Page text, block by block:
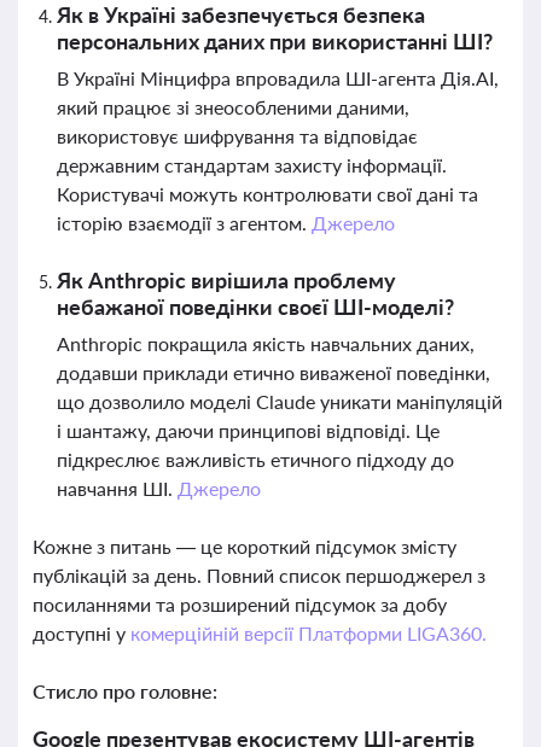
Як в Україні забезпечується безпека
персональних даних при використанні ШІ?
В Україні Мінцифра впровадила ШІ-агента Дія.AI,
який працює зі знеособленими даними,
використовує шифрування та відповідає
державним стандартам захисту інформації.
Користувачі можуть контролювати свої дані та
історію взаємодії з агентом. Джерело
Як Anthropic вирішила проблему
небажаної поведінки своєї ШІ-моделі?
Anthropic покращила якість навчальних даних,
додавши приклади етично виваженої поведінки,
що дозволило моделі Claude уникати маніпуляцій
і шантажу, даючи принципові відповіді. Це
підкреслює важливість етичного підходу до
навчання ШІ. Джерело
Кожне з питань — це короткий підсумок змісту
публікацій за день. Повний список першоджерел з
посиланнями та розширений підсумок за добу
доступні у комерційній версії Платформи LIGA360.
Стисло про головне:
Google презентував екосистему ШІ-агентів